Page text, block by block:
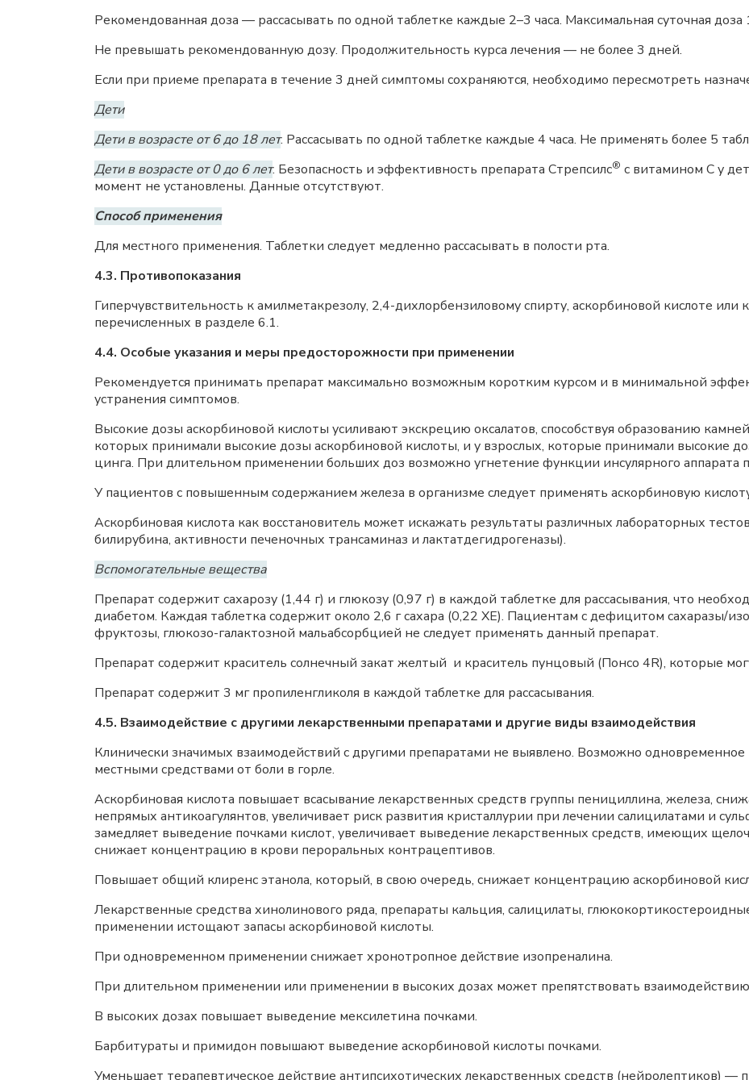
Рекомендованная доза — рассасывать по одной таблетке каждые 2–3 часа. Максимальная суточная доза
Не превышать рекомендованную дозу. Продолжительность курса лечения — не более 3 дней.
Если при приеме препарата в течение 3 дней симптомы сохраняются, необходимо пересмотреть
Дети
Дети в возрасте от 6 до 18 лет. Рассасывать по одной таблетке каждые 4 часа. Не применять более 5
Дети в возрасте от 0 до 6 лет. Безопасность и эффективность препарата Стрепсилс® с витамином С у
момент не установлены. Данные отсутствуют.
Способ применения
Для местного применения. Таблетки следует медленно рассасывать в полости рта.
4.3. Противопоказания
Гиперчувствительность к амилметакрезолу, 2,4-дихлорбензиловому спирту, аскорбиновой кислоте
перечисленных в разделе 6.1.
4.4. Особые указания и меры предосторожности при применении
Рекомендуется принимать препарат максимально возможным коротким курсом и в минимальной
устранения симптомов.
Высокие дозы аскорбиновой кислоты усиливают экскрецию оксалатов, способствуя образованию
которых принимали высокие дозы аскорбиновой кислоты, и у взрослых, которые принимали высокие
цинга. При длительном применении больших доз возможно угнетение функции инсулярного аппарата
У пациентов с повышенным содержанием железа в организме следует применять аскорбиновую
Аскорбиновая кислота как восстановитель может искажать результаты различных лабораторных
билирубина, активности печеночных трансаминаз и лактатдегидрогеназы).
Вспомогательные вещества
Препарат содержит сахарозу (1,44 г) и глюкозу (0,97 г) в каждой таблетке для рассасывания, что
диабетом. Каждая таблетка содержит около 2,6 г сахара (0,22 XE). Пациентам с дефицитом сахаразы/
фруктозы, глюкозо-галактозной мальабсорбцией не следует применять данный препарат.
Препарат содержит краситель солнечный закат желтый и краситель пунцовый (Понсо 4R), которые
Препарат содержит 3 мг пропиленгликоля в каждой таблетке для рассасывания.
4.5. Взаимодействие с другими лекарственными препаратами и другие виды взаимодействия
Клинически значимых взаимодействий с другими препаратами не выявлено. Возможно
местными средствами от боли в горле.
Аскорбиновая кислота повышает всасывание лекарственных средств группы пенициллина, железа,
непрямых антикоагулянтов, увеличивает риск развития кристаллурии при лечении салицилатами и
замедляет выведение почками кислот, увеличивает выведение лекарственных средств, имеющих
снижает концентрацию в крови пероральных контрацептивов.
Повышает общий клиренс этанола, который, в свою очередь, снижает концентрацию аскорбиновой
Лекарственные средства хинолинового ряда, препараты кальция, салицилаты,
применении истощают запасы аскорбиновой кислоты.
При одновременном применении снижает хронотропное действие изопреналина.
При длительном применении или применении в высоких дозах может препятствовать
В высоких дозах повышает выведение мексилетина почками.
Барбитураты и примидон повышают выведение аскорбиновой кислоты почками.
Уменьшает терапевтическое действие антипсихотических лекарственных средств (нейролептиков) —